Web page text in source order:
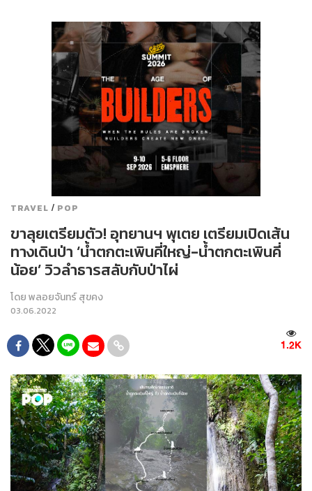
TRAVEL / POP
ขาลุยเตรียมตัว! อุทยานฯ พุเตย เตรียมเปิดเส้น
ทางเดินป่า ‘น้ำตกตะเพินคี่ใหญ่-น้ำตกตะเพินคี่
น้อย’ วิวลำธารสลับกับป่าไผ่
โดยพลอยจันทร์ สุขคง
03.06.2022
1.2K